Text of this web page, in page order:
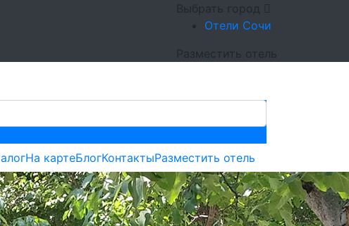
Выбрать город
Отели Сочи
Разместить отель
На картеБлогКонтактыРазместить отель